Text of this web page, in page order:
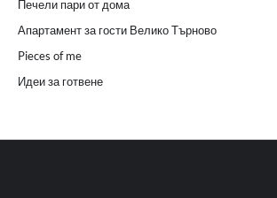
Печели пари от дома
Апартамент за гости Велико Търново
Pieces of me
Идеи за готвене